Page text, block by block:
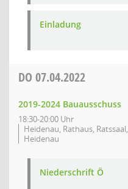
Einladung
DO 07.04.2022
2019-2024 Bauausschuss
18:30-20:00 Uhr
Heidenau, Rathaus,
Heidenau
Niederschrift Ö